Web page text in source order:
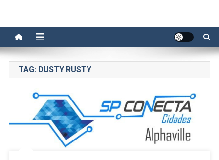
TAG: DUSTY RUSTY